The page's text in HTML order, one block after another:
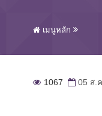
เมนูหลัก
1067 05 ส.